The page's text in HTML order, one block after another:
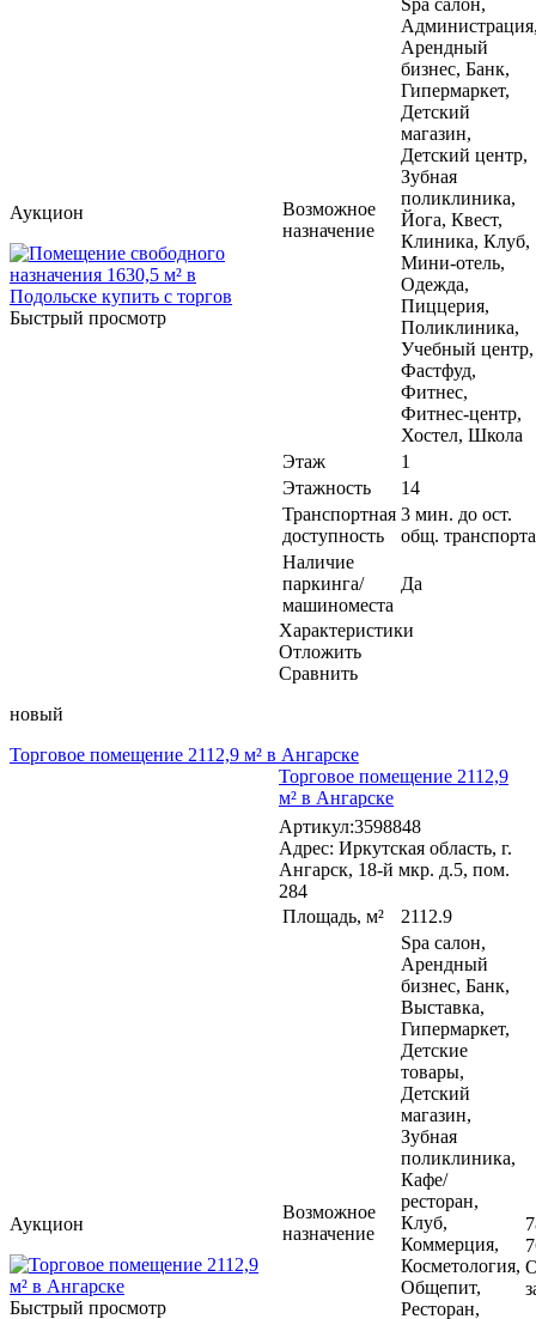
Аукцион
Быстрый просмотр
Возможное
назначение
Арендный
бизнес, Банк,
Гипермаркет,
Детский
магазин,
Детский центр,
Зубная
поликлиника,
Йога, Квест,
Клиника, Клуб,
Мини-отель,
Одежда,
Пиццерия,
Поликлиника,
Учебный центр,
Фастфуд,
Фитнес,
Фитнес-центр,
Хостел, Школа
Этаж
1
Этажность
14
Транспортная
доступность
3 мин. до ост.
общ. транспорта
Наличие
паркинга/
машиноместа
Да
Характеристики
Отложить
Сравнить
новый
Торговое помещение 2112,9 м² в Ангарске
Аукцион
Быстрый просмотр
Торговое помещение 2112,9
м² в Ангарске
Артикул:3598848
Адрес: Иркутская область, г.
Ангарск, 18-й мкр. д.5, пом.
284
Площадь, м²
2112.9
Возможное
назначение
Spa салон,
Арендный
бизнес, Банк,
Выставка,
Гипермаркет,
Детские
товары,
Детский
магазин,
Зубная
поликлиника,
Кафе/
ресторан,
Клуб,
Коммерция,
Косметология,
Общепит,
Ресторан,